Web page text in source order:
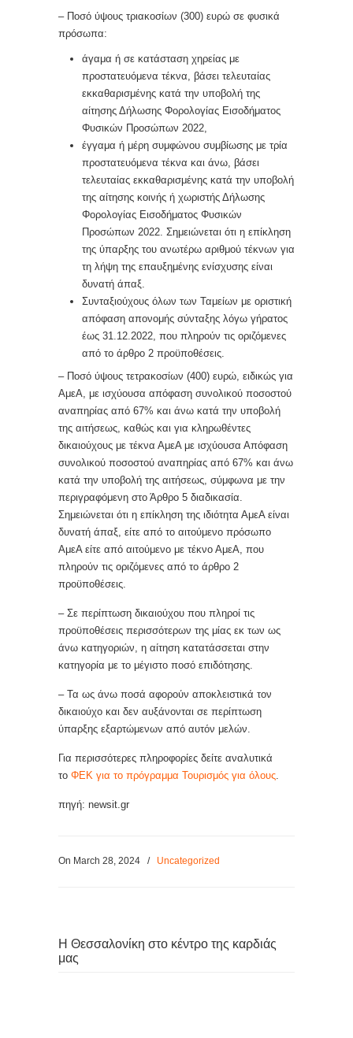
– Ποσό ύψους τριακοσίων (300) ευρώ σε φυσικά
πρόσωπα:
άγαμα ή σε κατάσταση χηρείας με
προστατευόμενα τέκνα, βάσει τελευταίας
εκκαθαρισμένης κατά την υποβολή της
αίτησης Δήλωσης Φορολογίας Εισοδήματος
Φυσικών Προσώπων 2022,
έγγαμα ή μέρη συμφώνου συμβίωσης με τρία
προστατευόμενα τέκνα και άνω, βάσει
τελευταίας εκκαθαρισμένης κατά την υποβολή
της αίτησης κοινής ή χωριστής Δήλωσης
Φορολογίας Εισοδήματος Φυσικών
Προσώπων 2022. Σημειώνεται ότι η επίκληση
της ύπαρξης του ανωτέρω αριθμού τέκνων για
τη λήψη της επαυξημένης ενίσχυσης είναι
δυνατή άπαξ.
Συνταξιούχους όλων των Ταμείων με οριστική
απόφαση απονομής σύνταξης λόγω γήρατος
έως 31.12.2022, που πληρούν τις οριζόμενες
από το άρθρο 2 προϋποθέσεις.
– Ποσό ύψους τετρακοσίων (400) ευρώ, ειδικώς για
ΑμεΑ, με ισχύουσα απόφαση συνολικού ποσοστού
αναπηρίας από 67% και άνω κατά την υποβολή
της αιτήσεως, καθώς και για κληρωθέντες
δικαιούχους με τέκνα ΑμεΑ με ισχύουσα Απόφαση
συνολικού ποσοστού αναπηρίας από 67% και άνω
κατά την υποβολή της αιτήσεως, σύμφωνα με την
περιγραφόμενη στο Άρθρο 5 διαδικασία.
Σημειώνεται ότι η επίκληση της ιδιότητα ΑμεΑ είναι
δυνατή άπαξ, είτε από το αιτούμενο πρόσωπο
ΑμεΑ είτε από αιτούμενο με τέκνο ΑμεΑ, που
πληρούν τις οριζόμενες από το άρθρο 2
προϋποθέσεις.
– Σε περίπτωση δικαιούχου που πληροί τις
προϋποθέσεις περισσότερων της μίας εκ των ως
άνω κατηγοριών, η αίτηση κατατάσσεται στην
κατηγορία με το μέγιστο ποσό επιδότησης.
– Τα ως άνω ποσά αφορούν αποκλειστικά τον
δικαιούχο και δεν αυξάνονται σε περίπτωση
ύπαρξης εξαρτώμενων από αυτόν μελών.
Για περισσότερες πληροφορίες δείτε αναλυτικά
το ΦΕΚ για το πρόγραμμα Τουρισμός για όλους.
πηγή: newsit.gr
On March 28, 2024 / Uncategorized
Η Θεσσαλονίκη στο κέντρο της καρδιάς
μας